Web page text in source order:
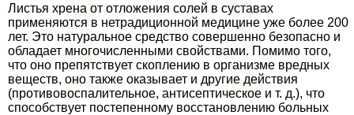
Листья хрена от отложения солей в суставах
применяются в нетрадиционной медицине уже более 200
лет. Это натуральное средство совершенно безопасно и
обладает многочисленными свойствами. Помимо того,
что оно препятствует скоплению в организме вредных
веществ, оно также оказывает и другие действия
(противовоспалительное, антисептическое и т. д.), что
способствует постепенному восстановлению больных